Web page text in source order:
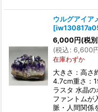
ウルグアイア
[
6,000円(税
(税込: 6,600
在庫わずか
大きさ：高さ
4.7cm重さ：
ラスタ 水晶
ファントムが
脈・人間関係